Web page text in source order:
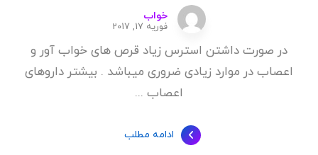
خواب
فوریه 17, 2017
در صورت داشتن استرس زیاد قرص های خواب آور و
اعصاب در موارد زیادی ضروری میباشد . بیشتر داروهای
اعصاب ...
ادامه مطلب